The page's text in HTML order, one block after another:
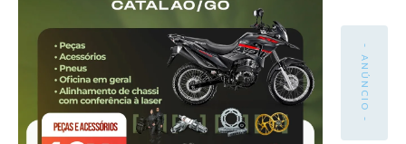
- ANÚNCIO -